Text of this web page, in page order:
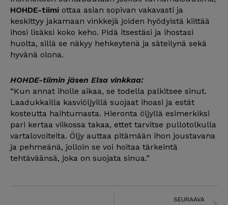
HOHDE-tiimi ottaa asian sopivan vakavasti ja
keskittyy jakamaan vinkkejä joiden hyödyistä kiittää
ihosi lisäksi koko keho. Pidä itsestäsi ja ihostasi
huolta, sillä se näkyy hehkeytenä ja säteilynä sekä
hyvänä olona.
HOHDE-tiimin jäsen Elsa vinkkaa:
“Kun annat iholle aikaa, se todella palkitsee sinut.
Laadukkailla kasviöljyillä suojaat ihoasi ja estät
kosteutta haihtumasta. Hieronta öljyllä esimerkiksi
pari kertaa viikossa takaa, ettet tarvitse pullotolkulla
vartalovoiteita. Öljy auttaa pitämään ihon joustavana
ja pehmeänä, jolloin se voi hoitaa tärkeintä
tehtäväänsä, joka on suojata sinua.”
SEURAAVA